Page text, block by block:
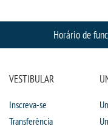
Horário de
VESTIBULAR
Inscreva-se
Transferência